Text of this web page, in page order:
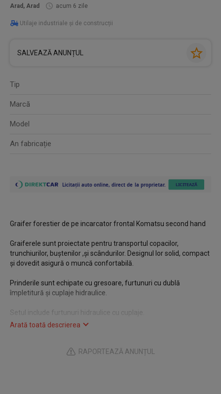
Arad, Arad acum 6 zile
Utilaje industriale și de construcții
SALVEAZĂ ANUNȚUL
Tip
Marcă
Model
An fabricație
Graifer forestier de pe incarcator frontal Komatsu second hand
Graiferele sunt proiectate pentru transportul copacilor,
trunchiurilor, buștenilor ,și scândurilor. Designul lor solid, compact
și dovedit asigură o muncă confortabilă.
Prinderile sunt echipate cu gresoare, furtunuri cu dublă
împletitură și cuplaje hidraulice.
Setul include furtunuri hidraulice cu cuplaje.
Înălțime totală: 2250 mm
Arată toată descrierea
RAPORTEAZĂ ANUNȚUL